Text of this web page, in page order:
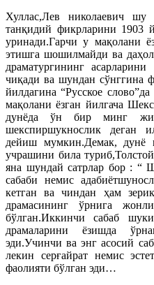
Хуллас,Лев николаевич шу
танқидий фикрларини 1903
уринади.Гарчи у мақолани
этишга шошилмайди ва
драматургининг
чиқади ва шундан сўнггина
йилдагина “Русское
мақолани ёзган йилгача
дунёда ўн бир минг
шекспиршукнослик деган
дейиш мумкин.Демак, дунё
учрашини била
яна шундай сатрлар бор : “
сабаби немис
кетган ва чиндан ҳам
драмасининг ўрнига
бўлган.Иккинчи сабаб
драмаларини ёзишда
эди.Учинчи ва энг асосий
лекин серғайрат немис
фаолияти бўлган эди…